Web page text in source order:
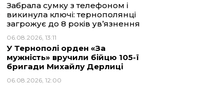
Забрала сумку з телефоном і
викинула ключі: тернополянці
загрожує до 8 років ув’язнення
06.08.2026, 13:11
У Тернополі орден «За
мужність» вручили бійцю 105-ї
бригади Михайлу Дерлиці
06.08.2026, 12:00